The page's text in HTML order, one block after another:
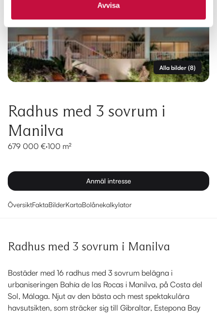
Avvisa
Alla bilder (8)
Radhus med 3 sovrum i
Manilva
679 000 €·100 m²
Anmäl intresse
ÖversiktFaktaBilderKartaBolånekalkylator
Radhus med 3 sovrum i Manilva
Bostäder med 16 radhus med 3 sovrum belägna i
urbaniseringen Bahía de las Rocas i Manilva, på Costa del
Sol, Málaga. Njut av den bästa och mest spektakulära
havsutsikten, som sträcker sig till Gibraltar, Estepona Bay